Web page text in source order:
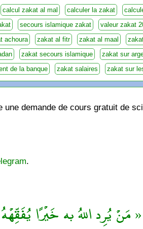
calcul zakat al mal calculer la zakat
secours islamique zakat valeur zakat
achoura zakat al fitr zakat al maal
zakat secours islamique zakat sur
de la banque zakat salaires zakat sur
demande de cours gratuit de
.
« مَنْ يُرِد اللهُ به خَيْرًا